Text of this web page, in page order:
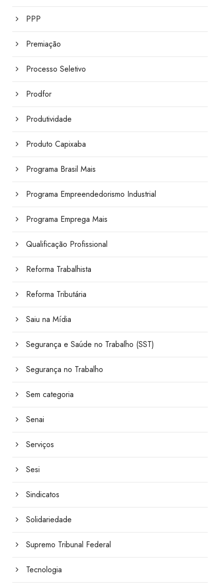
PPP
Premiação
Processo Seletivo
Prodfor
Produtividade
Produto Capixaba
Programa Brasil Mais
Programa Empreendedorismo Industrial
Programa Emprega Mais
Qualificação Profissional
Reforma Trabalhista
Reforma Tributária
Saiu na Mídia
Segurança e Saúde no Trabalho (SST)
Segurança no Trabalho
Sem categoria
Senai
Serviços
Sesi
Sindicatos
Solidariedade
Supremo Tribunal Federal
Tecnologia